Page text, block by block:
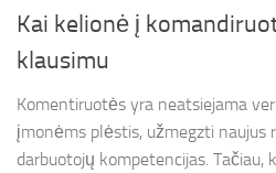
Kai kelionė į
klausimu
Komentiruotės yra neatsiejama
įmonėms plėstis, užmegzti naujus
darbuotojų kompetencijas. Tačiau,